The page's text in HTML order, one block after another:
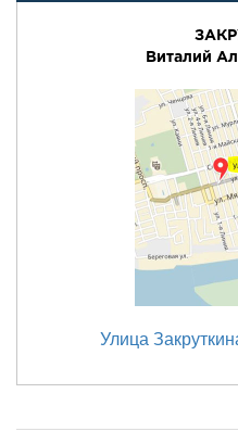
Виталий
Улица